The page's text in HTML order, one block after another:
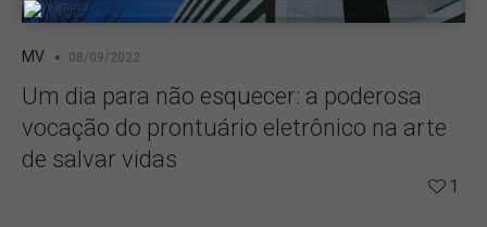
MV 08/09/2022
Um dia para não esquecer: a poderosa
vocação do prontuário eletrônico na arte
de salvar vidas
1